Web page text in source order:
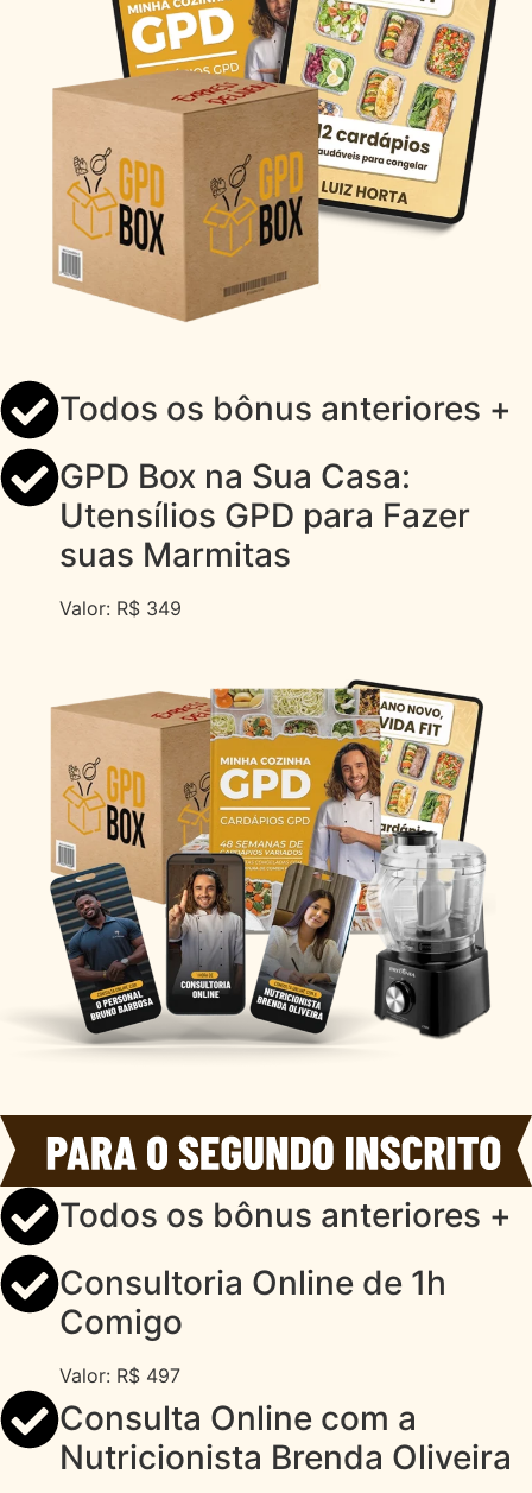
Todos os bônus anteriores +
GPD Box na Sua Casa:
Utensílios GPD para Fazer
suas Marmitas
Valor: R$ 349
Todos os bônus anteriores +
Consultoria Online de 1h
Comigo
Valor: R$ 497
Consulta Online com a
Nutricionista Brenda Oliveira